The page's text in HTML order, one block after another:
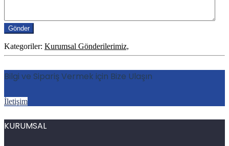
Kategoriler: Kurumsal Gönderilerimiz,
Bilgi ve Sipariş Vermek için Bize Ulaşın
İletişim
KURUMSAL